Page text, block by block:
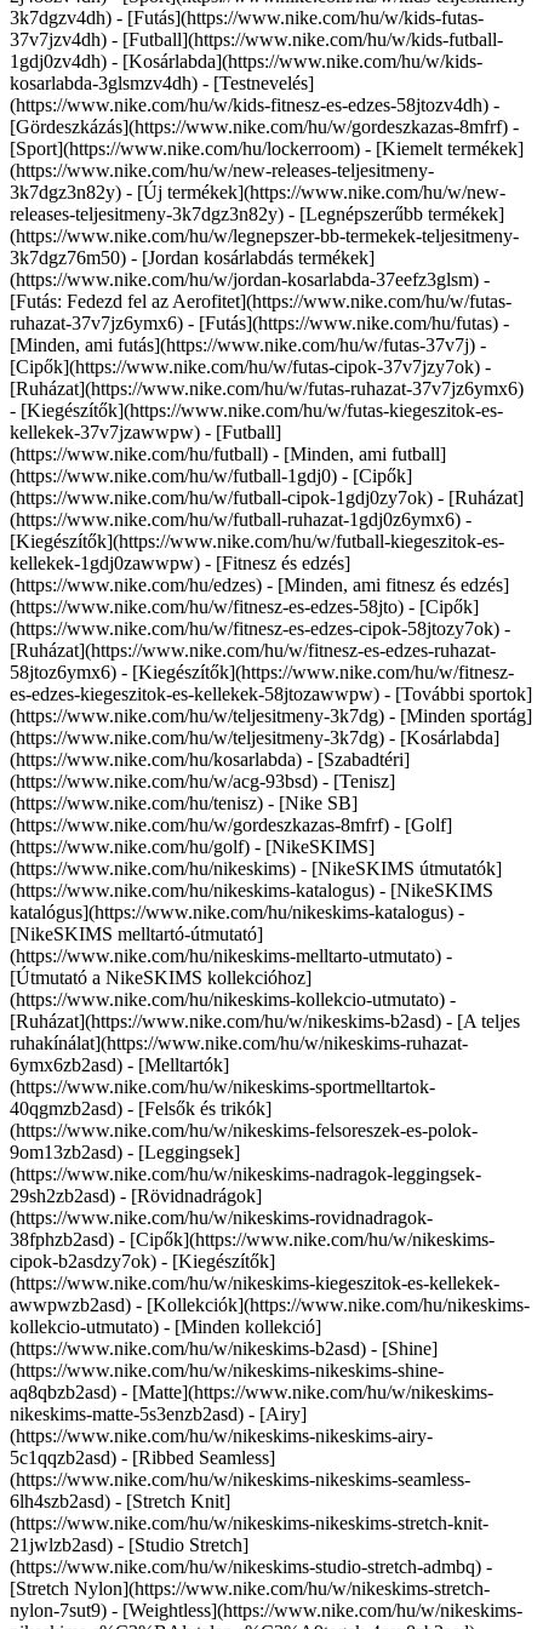
3k7dgzv4dh) - [Futás](https://www.nike.com/hu/w/kids-futas-
37v7jzv4dh) - [Futball](https://www.nike.com/hu/w/kids-futball-
1gdj0zv4dh) - [Kosárlabda](https://www.nike.com/hu/w/kids-
kosarlabda-3glsmzv4dh) - [Testnevelés]
(https://www.nike.com/hu/w/kids-fitnesz-es-edzes-58jtozv4dh) -
[Gördeszkázás](https://www.nike.com/hu/w/gordeszkazas-8mfrf) -
[Sport](https://www.nike.com/hu/lockerroom) - [Kiemelt termékek]
(https://www.nike.com/hu/w/new-releases-teljesitmeny-
3k7dgz3n82y) - [Új termékek](https://www.nike.com/hu/w/new-
releases-teljesitmeny-3k7dgz3n82y) - [Legnépszerűbb termékek]
(https://www.nike.com/hu/w/legnepszer-bb-termekek-teljesitmeny-
3k7dgz76m50) - [Jordan kosárlabdás termékek]
(https://www.nike.com/hu/w/jordan-kosarlabda-37eefz3glsm) -
[Futás: Fedezd fel az Aerofitet](https://www.nike.com/hu/w/futas-
ruhazat-37v7jz6ymx6) - [Futás](https://www.nike.com/hu/futas) -
[Minden, ami futás](https://www.nike.com/hu/w/futas-37v7j) -
[Cipők](https://www.nike.com/hu/w/futas-cipok-37v7jzy7ok) -
[Ruházat](https://www.nike.com/hu/w/futas-ruhazat-37v7jz6ymx6)
- [Kiegészítők](https://www.nike.com/hu/w/futas-kiegeszitok-es-
kellekek-37v7jzawwpw) - [Futball]
(https://www.nike.com/hu/futball) - [Minden, ami futball]
(https://www.nike.com/hu/w/futball-1gdj0) - [Cipők]
(https://www.nike.com/hu/w/futball-cipok-1gdj0zy7ok) - [Ruházat]
(https://www.nike.com/hu/w/futball-ruhazat-1gdj0z6ymx6) -
[Kiegészítők](https://www.nike.com/hu/w/futball-kiegeszitok-es-
kellekek-1gdj0zawwpw) - [Fitnesz és edzés]
(https://www.nike.com/hu/edzes) - [Minden, ami fitnesz és edzés]
(https://www.nike.com/hu/w/fitnesz-es-edzes-58jto) - [Cipők]
(https://www.nike.com/hu/w/fitnesz-es-edzes-cipok-58jtozy7ok) -
[Ruházat](https://www.nike.com/hu/w/fitnesz-es-edzes-ruhazat-
58jtoz6ymx6) - [Kiegészítők](https://www.nike.com/hu/w/fitnesz-
es-edzes-kiegeszitok-es-kellekek-58jtozawwpw) - [További sportok]
(https://www.nike.com/hu/w/teljesitmeny-3k7dg) - [Minden sportág]
(https://www.nike.com/hu/w/teljesitmeny-3k7dg) - [Kosárlabda]
(https://www.nike.com/hu/kosarlabda) - [Szabadtéri]
(https://www.nike.com/hu/w/acg-93bsd) - [Tenisz]
(https://www.nike.com/hu/tenisz) - [Nike SB]
(https://www.nike.com/hu/w/gordeszkazas-8mfrf) - [Golf]
(https://www.nike.com/hu/golf) - [NikeSKIMS]
(https://www.nike.com/hu/nikeskims) - [NikeSKIMS útmutatók]
(https://www.nike.com/hu/nikeskims-katalogus) - [NikeSKIMS
katalógus](https://www.nike.com/hu/nikeskims-katalogus) -
[NikeSKIMS melltartó-útmutató]
(https://www.nike.com/hu/nikeskims-melltarto-utmutato) -
[Útmutató a NikeSKIMS kollekcióhoz]
(https://www.nike.com/hu/nikeskims-kollekcio-utmutato) -
[Ruházat](https://www.nike.com/hu/w/nikeskims-b2asd) - [A teljes
ruhakínálat](https://www.nike.com/hu/w/nikeskims-ruhazat-
6ymx6zb2asd) - [Melltartók]
(https://www.nike.com/hu/w/nikeskims-sportmelltartok-
40qgmzb2asd) - [Felsők és trikók]
(https://www.nike.com/hu/w/nikeskims-felsoreszek-es-polok-
9om13zb2asd) - [Leggingsek]
(https://www.nike.com/hu/w/nikeskims-nadragok-leggingsek-
29sh2zb2asd) - [Rövidnadrágok]
(https://www.nike.com/hu/w/nikeskims-rovidnadragok-
38fphzb2asd) - [Cipők](https://www.nike.com/hu/w/nikeskims-
cipok-b2asdzy7ok) - [Kiegészítők]
(https://www.nike.com/hu/w/nikeskims-kiegeszitok-es-kellekek-
awwpwzb2asd) - [Kollekciók](https://www.nike.com/hu/nikeskims-
kollekcio-utmutato) - [Minden kollekció]
(https://www.nike.com/hu/w/nikeskims-b2asd) - [Shine]
(https://www.nike.com/hu/w/nikeskims-nikeskims-shine-
aq8qbzb2asd) - [Matte](https://www.nike.com/hu/w/nikeskims-
nikeskims-matte-5s3enzb2asd) - [Airy]
(https://www.nike.com/hu/w/nikeskims-nikeskims-airy-
5c1qqzb2asd) - [Ribbed Seamless]
(https://www.nike.com/hu/w/nikeskims-nikeskims-seamless-
6lh4szb2asd) - [Stretch Knit]
(https://www.nike.com/hu/w/nikeskims-nikeskims-stretch-knit-
21jwlzb2asd) - [Studio Stretch]
(https://www.nike.com/hu/w/nikeskims-studio-stretch-admbq) -
[Stretch Nylon](https://www.nike.com/hu/w/nikeskims-stretch-
nylon-7sut9) - [Weightless](https://www.nike.com/hu/w/nikeskims-